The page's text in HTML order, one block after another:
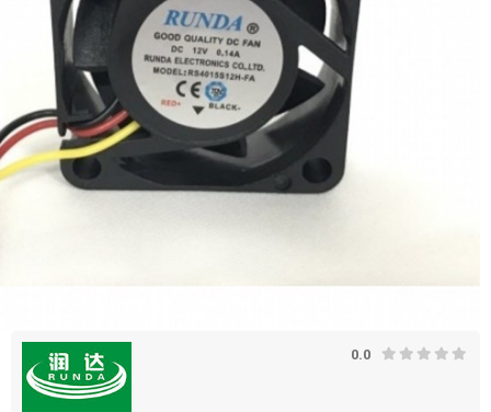
0.0